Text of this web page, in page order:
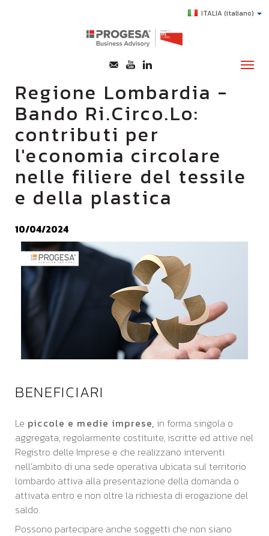
ITALIA(italiano)
CHI SIAMO
SERVIZI
TOPICS
HIGHLIGHTS
E-LEARNING
SUCCESS STORY
CONTATTI
Regione Lombardia -
Bando Ri.Circo.Lo:
contributi per
l'economia circolare
nelle filiere del tessile
e della plastica
10/04/2024
BENEFICIARI
Le piccole e medie imprese, in forma singola o
aggregata, regolarmente costituite, iscritte ed attive nel
Registro delle Imprese e che realizzano interventi
nell’ambito di una sede operativa ubicata sul territorio
lombardo attiva alla presentazione della domanda o
attivata entro e non oltre la richiesta di erogazione del
saldo.
Possono partecipare anche soggetti che non siano